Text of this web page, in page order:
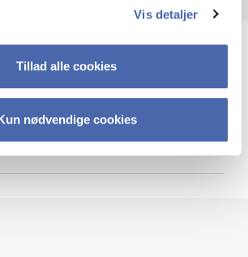
Vis detaljer
Tillad alle cookies
nødvendige cookies